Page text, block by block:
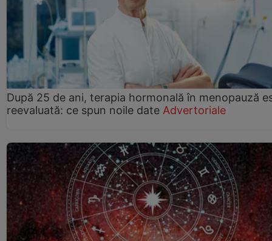
După 25 de ani, terapia hormonală în menopauză
reevaluată: ce spun noile date Advertoriale